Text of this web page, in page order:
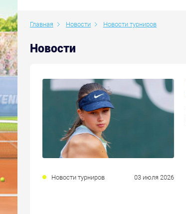
Главная Новости Новости турниров
Новости
Новости турниров 03 июля 2026